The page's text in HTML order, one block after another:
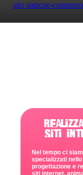
sito staticoe-
Nel tempo ci
specializzati
progettazione e
siti internet,